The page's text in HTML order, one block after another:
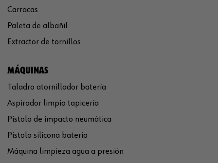
Carracas
Paleta de albañil
Extractor de tornillos
MÁQUINAS
Taladro atornillador batería
Aspirador limpia tapicería
Pistola de impacto neumática
Pistola silicona batería
Máquina limpieza agua a presión